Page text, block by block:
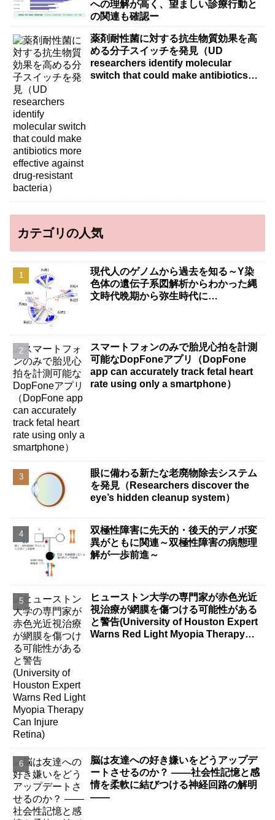
への理解が高く、望ましい診療行動と
の関連も確認ー
薬剤耐性菌に対する抗生物質効果を高
める分子スイッチを発見（UD
researchers identify molecular
switch that could make antibiotics
カテゴリの人気
現代人のゲノムから過去を知る～Y染
色体の遺伝子系図解析からわかった縄
文時代晩期から弥生時代に…
スマートフォンのみで胎児心拍を計測
可能なDopFoneアプリ（DopFone
app can accurately track fetal heart
rate using only a smartphone）
眼に備わる新たな老廃物除去システム
を発見（Researchers discover the
eye’s hidden cleanup system）
双極性障害に先天的・後天的デノボ変
異がともに関連～双極性障害の病態理
解が一歩前進～
ヒューストン大学の専門家が赤色光近
視治療が網膜を傷つける可能性がある
と警告(University of Houston Expert
Warns Red Light Myopia Therapy
脳は友達への好き嫌いをどうアップデ
ートさせるのか？ ――社会性記憶と感
情を柔軟に結びつける神経回路の解明
――